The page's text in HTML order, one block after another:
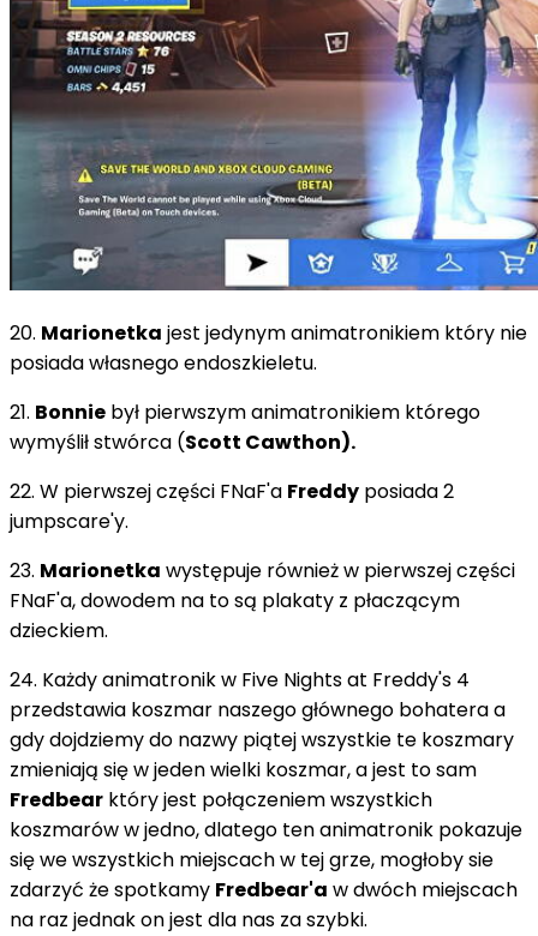
20. Marionetka jest jedynym animatronikiem który nie
posiada własnego endoszkieletu.
21. Bonnie był pierwszym animatronikiem którego
wymyślił stwórca (Scott Cawthon).
22. W pierwszej części FNaF'a Freddy posiada 2
jumpscare'y.
23. Marionetka występuje również w pierwszej części
FNaF'a, dowodem na to są plakaty z płaczącym
dzieckiem.
24. Każdy animatronik w Five Nights at Freddy's 4
przedstawia koszmar naszego głównego bohatera a
gdy dojdziemy do nazwy piątej wszystkie te koszmary
zmieniają się w jeden wielki koszmar, a jest to sam
Fredbear który jest połączeniem wszystkich
koszmarów w jedno, dlatego ten animatronik pokazuje
się we wszystkich miejscach w tej grze, mogłoby sie
zdarzyć że spotkamy Fredbear'a w dwóch miejscach
na raz jednak on jest dla nas za szybki.